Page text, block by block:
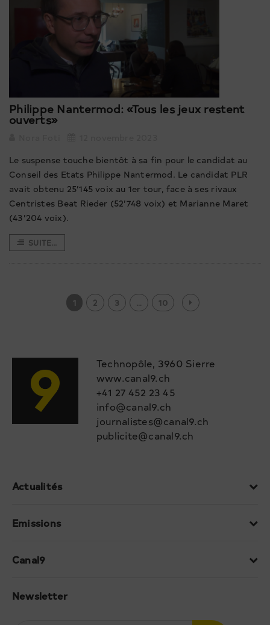
Philippe Nantermod: «Tous les jeux restent
ouverts»
Le suspense touche bientôt à sa fin pour le candidat au
Conseil des Etats Philippe Nantermod. Le candidat PLR
avait obtenu 25’145 voix au 1er tour, face à ses rivaux
Centristes Beat Rieder (52’748 voix) et Marianne Maret
(43’204 voix).
SUITE...
1 2 3 … 10
Technopôle, 3960 Sierre
www.canal9.ch
+41 27 452 23 45
info@canal9.ch
journalistes@canal9.ch
publicite@canal9.ch
Actualités
Emissions
Canal9
Newsletter